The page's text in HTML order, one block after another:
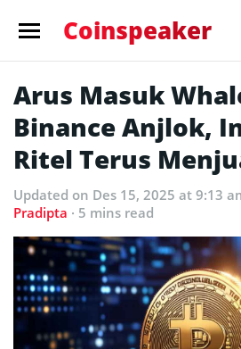
Coinspeaker
Arus Masuk
Binance Anjlok,
Ritel Terus
Updated on Des 15, 2025 at 9:13
Pradipta · 5 mins read